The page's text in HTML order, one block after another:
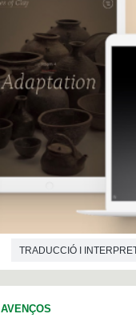
TRADUCCIÓ I
AVENÇOS